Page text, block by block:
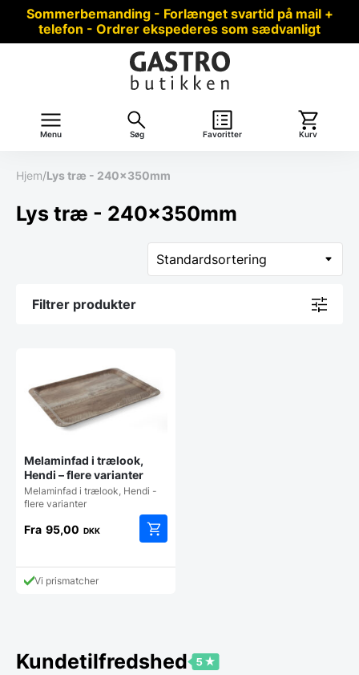
Sommerbemanding - Forlænget svartid på mail +
telefon - Ordrer ekspederes som sædvanligt
Menu Søg Favoritter Kurv
Hjem/Lys træ - 240x350mm
Lys træ - 240x350mm
Filtrer produkter
Melaminfad i trælook,
Hendi – flere varianter
Melaminfad i trælook, Hendi -
flere varianter
Fra 95,00 DKK
vare
vælges
på
Vi prismatcher
Kundetilfredshed